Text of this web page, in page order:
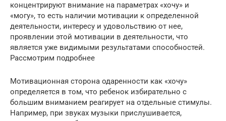
концентрируют внимание на параметрах «хочу» и
«могу», то есть наличии мотивации к определенной
деятельности, интересу и удовольствию от нее,
проявлении этой мотивации в деятельности, что
является уже видимыми результатами способностей.
Рассмотрим подробнее
Мотивационная сторона одаренности как «хочу»
определяется в том, что ребенок избирательно с
большим вниманием реагирует на отдельные стимулы.
Например, при звуках музыки прислушивается,